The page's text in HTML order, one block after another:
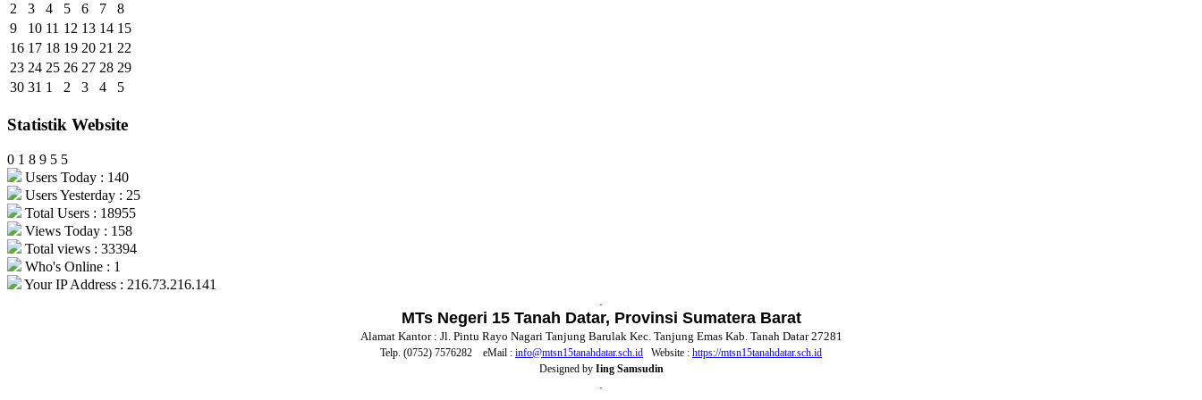
2
3 4 5 6 7
8
9
10 11 12 13 14 15
16 17 18 19 20 21 22
23 24 25 26 27 28 29
30 31 1 2 3 4 5
Statistik Website
0 1 8 9 5 5
Users Today : 140
Users Yesterday : 25
Total Users : 18955
Views Today : 158
Total views : 33394
Who's Online : 1
Your IP Address : 216.73.216.141
MTs Negeri 15 Tanah Datar, Provinsi Sumatera Barat
Alamat Kantor : Jl. Pintu Rayo Nagari Tanjung Barulak Kec. Tanjung Emas Kab. Tanah Datar 27281
Telp. (0752) 7576282 eMail : info@mtsn15tanahdatar.sch.id Website : https://mtsn15tanahdatar.sch.id
Designed by Iing Samsudin